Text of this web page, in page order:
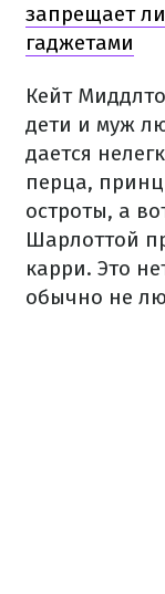
запрещает
гаджетами
Кейт
дети и муж
дается
перца,
остроты, а
Шарлоттой
карри. Это
обычно не